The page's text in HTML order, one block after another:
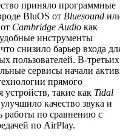
приняло программные
BluOS от Bluesound
Cambridge Audio как
инструменты
снизило барьер входа
пользователей. В-
сервисы начали
прямого
такие как Tidal
качество звука и
работы по сравнению с
по AirPlay.